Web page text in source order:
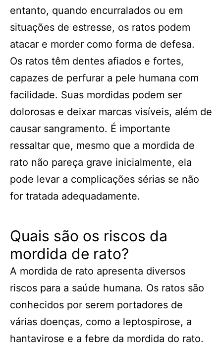
entanto, quando encurralados ou em
situações de estresse, os ratos podem
atacar e morder como forma de defesa.
Os ratos têm dentes afiados e fortes,
capazes de perfurar a pele humana com
facilidade. Suas mordidas podem ser
dolorosas e deixar marcas visíveis, além de
causar sangramento. É importante
ressaltar que, mesmo que a mordida de
rato não pareça grave inicialmente, ela
pode levar a complicações sérias se não
for tratada adequadamente.
Quais são os riscos da
mordida de rato?
A mordida de rato apresenta diversos
riscos para a saúde humana. Os ratos são
conhecidos por serem portadores de
várias doenças, como a leptospirose, a
hantavirose e a febre da mordida do rato.